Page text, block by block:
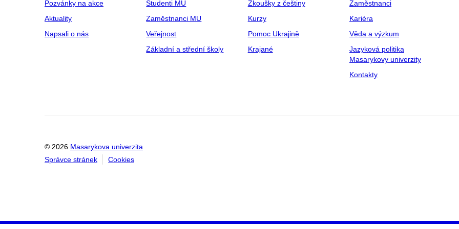
Pozvánky na akce
Aktuality
Napsali o nás
Studenti MU
Zaměstnanci MU
Veřejnost
Základní a střední školy
Zkoušky z češtiny
Kurzy
Pomoc Ukrajině
Krajané
Zaměstnanci
Kariéra
Věda a výzkum
Jazyková politika
Masarykovy univerzity
Kontakty
© 2026 Masarykova univerzita
Správce stránek
Cookies